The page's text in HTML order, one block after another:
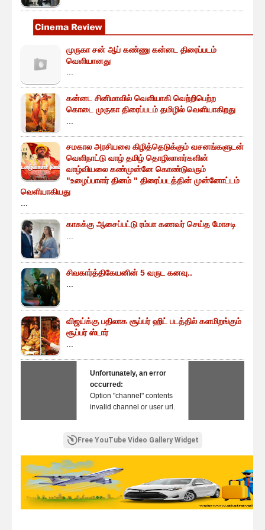
முருகா சன் ஆப் கண்ணு கன்னட திரைப்படம்
வெளியானது
கன்னட சினிமாவில் வெளியாகி வெற்றிபெற்ற
கொடை முருகா திரைப்படம் தமிழில் வெளியாகிறது
சமகால அரசியலை கிழித்தெடுக்கும் வசனங்களுடன்
வெளிநாட்டு வாழ் தமிழ் தொழிலாளர்களின்
வாழ்வியலை கண்முன்னே கொண்டுவரும்
"உழைப்பாளர் தினம் " திரைப்படத்தின் முன்னோட்டம்
வெளியாகியது
காசுக்கு ஆசைப்பட்டு ரம்பா கணவர் செய்த மோசடி
சிவகார்த்திகேயனின் 5 வருட கனவு..
விஜய்க்கு பதிலாக சூப்பர் ஹிட் படத்தில் களமிறங்கும்
சூப்பர் ஸ்டார்
Unfortunately, an error
occurred:
Option "channel" contents
invalid channel or user url.
Free YouTube Video Gallery Widget